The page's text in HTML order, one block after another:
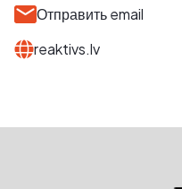
Отправить email
reaktivs.lv